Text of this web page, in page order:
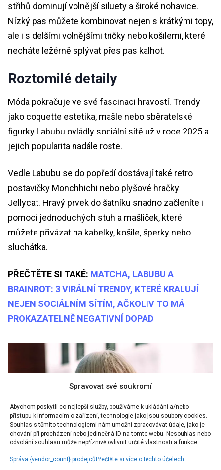
Spravovat své soukromí
Abychom poskytli co nejlepší služby, používáme k ukládání a/nebo
přístupu k informacím o zařízení, technologie jako jsou soubory cookies.
Souhlas s těmito technologiemi nám umožní zpracovávat údaje, jako je
chování při procházení nebo jedinečná ID na tomto webu. Nesouhlas nebo
odvolání souhlasu může nepříznivě ovlivnit určité vlastnosti a funkce.
Správa {vendor_count} prodejcůPřečtěte si více o těchto účelech
střihů dominují volnější siluety a široké nohavice.
Nízký pas můžete kombinovat nejen s krátkými topy,
ale i s delšími volnějšími tričky nebo košilemi, které
necháte ležérně splývat přes pas kalhot.
Roztomilé detaily
Móda pokračuje ve své fascinaci hravostí. Trendy
jako coquette estetika, mašle nebo sběratelské
figurky Labubu ovládly sociální sítě už v roce 2025 a
jejich popularita nadále roste.
Vedle Labubu se do popředí dostávají také retro
postavičky Monchhichi nebo plyšové hračky
Jellycat. Hravý prvek do šatníku snadno začleníte i
pomocí jednoduchých stuh a mašliček, které
můžete přivázat na kabelky, košile, šperky nebo
sluchátka.
PŘEČTĚTE SI TAKÉ: MATCHA, LABUBU A
BRAINROT: 3 VIRÁLNÍ TRENDY, KTERÉ KRALUJÍ
NEJEN SOCIÁLNÍM SÍTÍM, AČKOLIV TO MÁ
PROKAZATELNĚ NEGATIVNÍ DOPAD